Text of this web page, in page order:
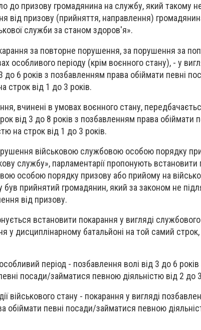
до призову громадянина на службу, який такому не
від призову (прийняття, направлення)
служби за станом здоров'я».
за повторне порушення, за порушення за
особливого періоду (крім воєнного стану), - у
до 6 років з позбавленням права обіймати певні
строк від 1 до 3 років.
вчинені в умовах воєнного стану,
від 3 до 8 років з позбавленням права обіймати
на строк від 1 до 3 років.
військовою службовою особою порядку
службу», парламентарії пропонують встановити
особою порядку призову або прийому на
прийнятий громадянин, який за законом не
від призову.
встановити покарання у вигляді
у дисциплінарному батальйоні на той самий
період - позбавлення волі від 3 до 6 років
посади/займатися певною діяльністю від 2 до
військового стану - покарання у вигляді
обіймати певні посади/займатися певною